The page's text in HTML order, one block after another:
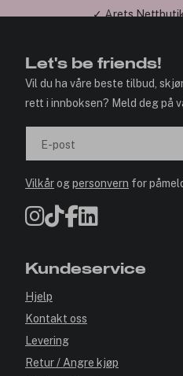
Let's be friends!
Vil du ha våre beste tilbud,
rett i innboksen? Meld deg på
E-post
Vilkårogpersonvern for
Kundeservice
Hjelp
Kontakt oss
Levering
Retur / Angre kjøp